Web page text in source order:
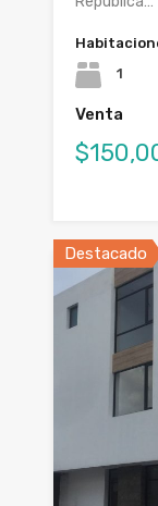
1
Venta
Destacado